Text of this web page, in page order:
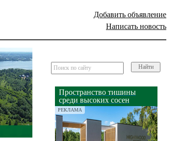
Добавить объявление
Написать новость
Найти
Пространство тишины
среди высоких сосен
РЕКЛАМА